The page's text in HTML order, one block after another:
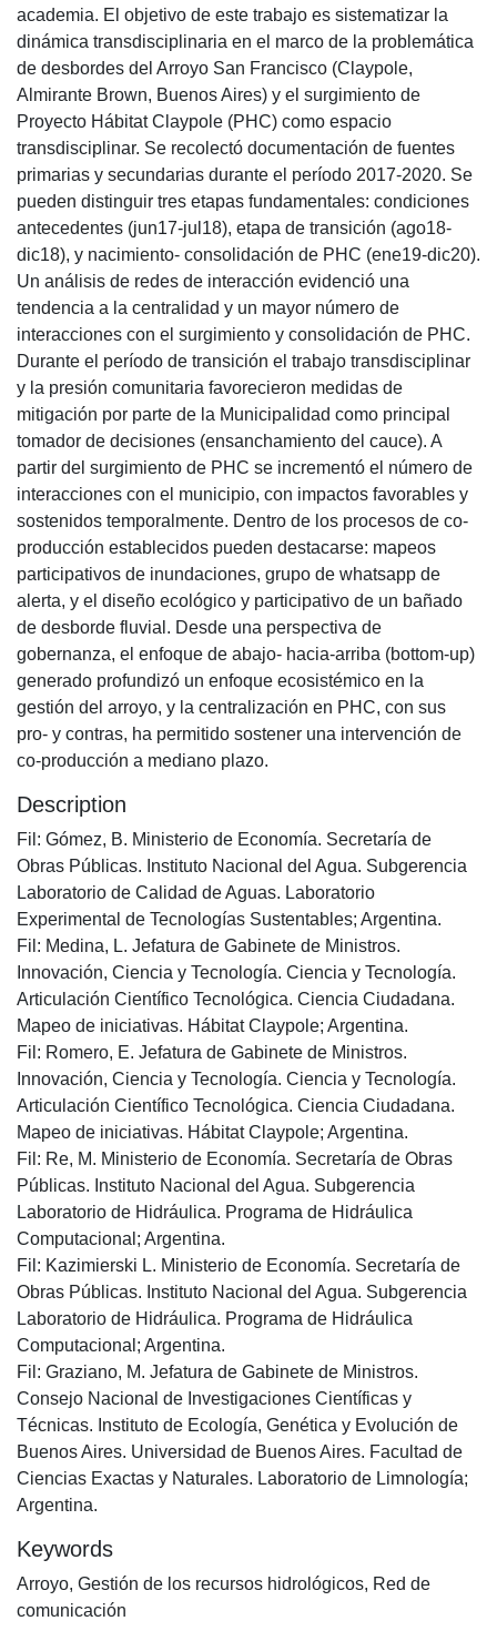
academia. El objetivo de este trabajo es sistematizar la
dinámica transdisciplinaria en el marco de la problemática
de desbordes del Arroyo San Francisco (Claypole,
Almirante Brown, Buenos Aires) y el surgimiento de
Proyecto Hábitat Claypole (PHC) como espacio
transdisciplinar. Se recolectó documentación de fuentes
primarias y secundarias durante el período 2017-2020. Se
pueden distinguir tres etapas fundamentales: condiciones
antecedentes (jun17-jul18), etapa de transición (ago18-
dic18), y nacimiento- consolidación de PHC (ene19-dic20).
Un análisis de redes de interacción evidenció una
tendencia a la centralidad y un mayor número de
interacciones con el surgimiento y consolidación de PHC.
Durante el período de transición el trabajo transdisciplinar
y la presión comunitaria favorecieron medidas de
mitigación por parte de la Municipalidad como principal
tomador de decisiones (ensanchamiento del cauce). A
partir del surgimiento de PHC se incrementó el número de
interacciones con el municipio, con impactos favorables y
sostenidos temporalmente. Dentro de los procesos de co-
producción establecidos pueden destacarse: mapeos
participativos de inundaciones, grupo de whatsapp de
alerta, y el diseño ecológico y participativo de un bañado
de desborde fluvial. Desde una perspectiva de
gobernanza, el enfoque de abajo- hacia-arriba (bottom-up)
generado profundizó un enfoque ecosistémico en la
gestión del arroyo, y la centralización en PHC, con sus
pro- y contras, ha permitido sostener una intervención de
co-producción a mediano plazo.
Description
Fil: Gómez, B. Ministerio de Economía. Secretaría de
Obras Públicas. Instituto Nacional del Agua. Subgerencia
Laboratorio de Calidad de Aguas. Laboratorio
Experimental de Tecnologías Sustentables; Argentina.
Fil: Medina, L. Jefatura de Gabinete de Ministros.
Innovación, Ciencia y Tecnología. Ciencia y Tecnología.
Articulación Científico Tecnológica. Ciencia Ciudadana.
Mapeo de iniciativas. Hábitat Claypole; Argentina.
Fil: Romero, E. Jefatura de Gabinete de Ministros.
Innovación, Ciencia y Tecnología. Ciencia y Tecnología.
Articulación Científico Tecnológica. Ciencia Ciudadana.
Mapeo de iniciativas. Hábitat Claypole; Argentina.
Fil: Re, M. Ministerio de Economía. Secretaría de Obras
Públicas. Instituto Nacional del Agua. Subgerencia
Laboratorio de Hidráulica. Programa de Hidráulica
Computacional; Argentina.
Fil: Kazimierski L. Ministerio de Economía. Secretaría de
Obras Públicas. Instituto Nacional del Agua. Subgerencia
Laboratorio de Hidráulica. Programa de Hidráulica
Computacional; Argentina.
Fil: Graziano, M. Jefatura de Gabinete de Ministros.
Consejo Nacional de Investigaciones Científicas y
Técnicas. Instituto de Ecología, Genética y Evolución de
Buenos Aires. Universidad de Buenos Aires. Facultad de
Ciencias Exactas y Naturales. Laboratorio de Limnología;
Argentina.
Keywords
Arroyo, Gestión de los recursos hidrológicos, Red de
comunicación